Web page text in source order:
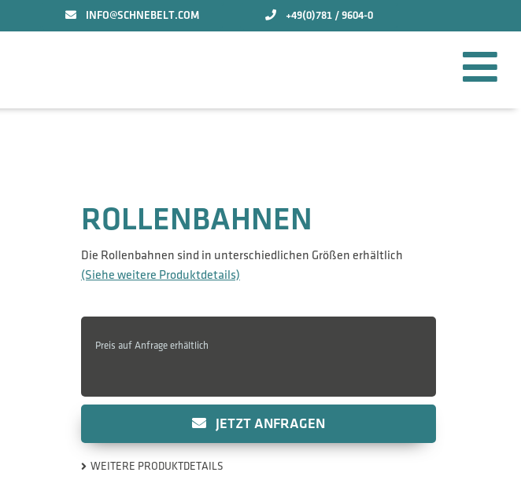
INFO@SCHNEBELT.COM +49(0)781 / 9604-0
ROLLENBAHNEN
Die Rollenbahnen sind in unterschiedlichen Größen erhältlich
(Siehe weitere Produktdetails)
Preis auf Anfrage erhältlich
JETZT ANFRAGEN
WEITERE PRODUKTDETAILS